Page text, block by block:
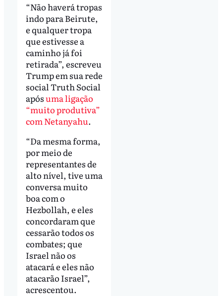
“Não haverá tropas
indo para Beirute,
e qualquer tropa
que estivesse a
caminho já foi
retirada”, escreveu
Trump em sua rede
social Truth Social
apósuma ligação
“muito produtiva”
com Netanyahu.
“Da mesma forma,
por meio de
representantes de
alto nível, tive uma
conversa muito
boa com o
Hezbollah, e eles
concordaram que
cessarão todos os
combates; que
Israel não os
atacará e eles não
atacarão Israel”,
acrescentou.